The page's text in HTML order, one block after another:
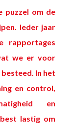
puzzel om de
Ieder jaar
rapportages
we er voor
In het
en control,
en
lastig om